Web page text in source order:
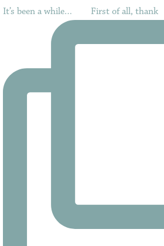
It’s been a while…⠀ ⠀ First of all, thank